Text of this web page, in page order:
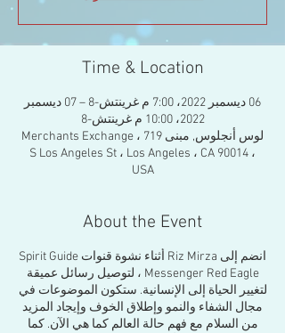
Time & Location
06 ديسمبر 2022، 7:00 م غرينتش-8 – 07 ديسمبر
2022، 10:00 م غرينتش-8
لوس أنجلوس, مبنى Merchants Exchange ، 719
S Los Angeles St ، Los Angeles ، CA 90014 ،
USA
About the Event
انضم إلى Riz Mirza أثناء نشوة قنوات Spirit Guide
Messenger Red Eagle ، لتوصيل رسائل عميقة
لتغيير الحياة إلى الإنسانية. ستكون الموضوعات في
مجال الشفاء والنمو وإطلاق الخوف وإيجاد المزيد
من السلام مع فهم حالة العالم كما هي الآن. كما